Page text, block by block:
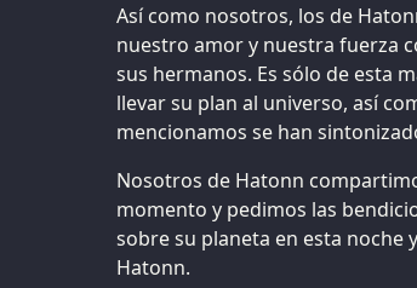
Así como nosotros, los de
nuestro amor y nuestra fuerza
sus hermanos. Es sólo de esta
llevar su plan al universo, así
mencionamos se han
Nosotros de Hatonn
momento y pedimos las
sobre su planeta en esta noche
Hatonn.